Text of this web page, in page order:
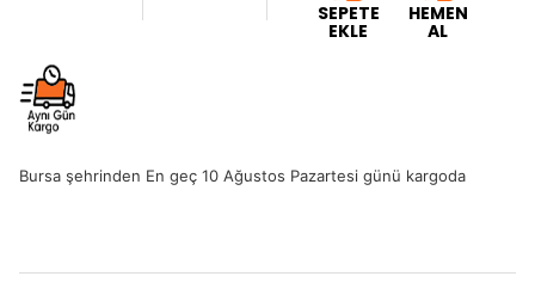
SEPETE
EKLE
HEMEN
AL
Bursa şehrinden En geç 10 Ağustos Pazartesi günü kargoda